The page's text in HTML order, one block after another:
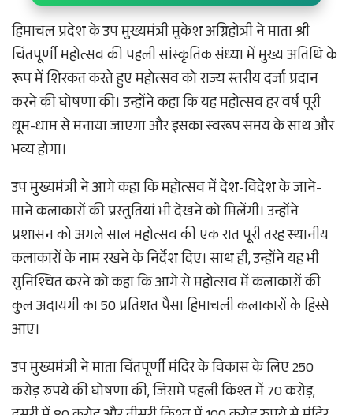
हिमाचल प्रदेश के उप मुख्यमंत्री मुकेश अग्निहोत्री ने माता श्री
चिंतपूर्णी महोत्सव की पहली सांस्कृतिक संध्या में मुख्य अतिथि के
रूप में शिरकत करते हुए महोत्सव को राज्य स्तरीय दर्जा प्रदान
करने की घोषणा की। उन्होंने कहा कि यह महोत्सव हर वर्ष पूरी
धूम-धाम से मनाया जाएगा और इसका स्वरूप समय के साथ और
भव्य होगा।
उप मुख्यमंत्री ने आगे कहा कि महोत्सव में देश-विदेश के जाने-
माने कलाकारों की प्रस्तुतियां भी देखने को मिलेंगी। उन्होंने
प्रशासन को अगले साल महोत्सव की एक रात पूरी तरह स्थानीय
कलाकारों के नाम रखने के निर्देश दिए। साथ ही, उन्होंने यह भी
सुनिश्चित करने को कहा कि आगे से महोत्सव में कलाकारों की
कुल अदायगी का 50 प्रतिशत पैसा हिमाचली कलाकारों के हिस्से
आए।
उप मुख्यमंत्री ने माता चिंतपूर्णी मंदिर के विकास के लिए 250
करोड़ रुपये की घोषणा की, जिसमें पहली किश्त में 70 करोड़,